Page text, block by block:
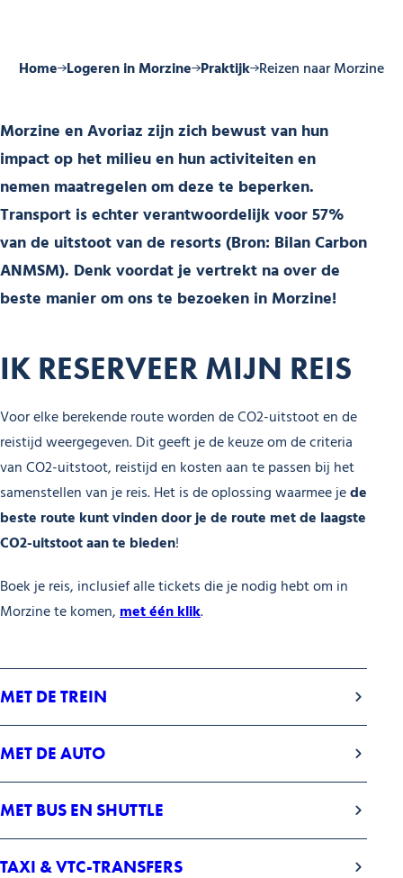
Home Logeren in Morzine Praktijk Reizen naar Morzine
Morzine en Avoriaz zijn zich bewust van hun
impact op het milieu en hun activiteiten en
nemen maatregelen om deze te beperken.
Transport is echter verantwoordelijk voor 57%
van de uitstoot van de resorts (Bron: Bilan Carbon
ANMSM). Denk voordat je vertrekt na over de
beste manier om ons te bezoeken in Morzine!
IK RESERVEER MIJN REIS
Voor elke berekende route worden de CO2-uitstoot en de
reistijd weergegeven. Dit geeft je de keuze om de criteria
van CO2-uitstoot, reistijd en kosten aan te passen bij het
samenstellen van je reis. Het is de oplossing waarmee jede
beste route kunt vinden door je de route met de laagste
CO2-uitstoot aan te bieden!
Boek je reis, inclusief alle tickets die je nodig hebt om in
Morzine te komen,met één klik.
MET DE TREIN
MET DE AUTO
MET BUS EN SHUTTLE
TAXI & VTC-TRANSFERS